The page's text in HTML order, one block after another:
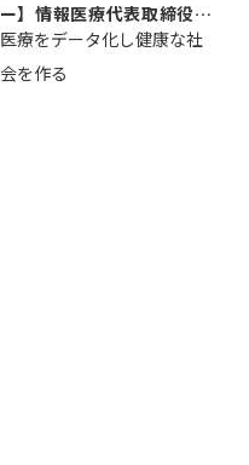
ー】情報医療代表取締役
原 聖吾
医療をデータ化し健康な社
会を作る